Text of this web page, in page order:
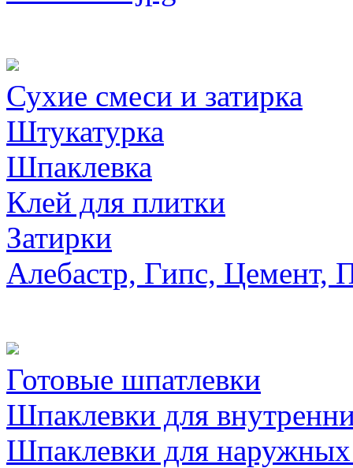
Сухие смеси и затирка
Штукатурка
Шпаклевка
Клей для плитки
Затирки
Алебастр, Гипс, Цемент,
Готовые шпатлевки
Шпаклевки для
Шпаклевки для наружных